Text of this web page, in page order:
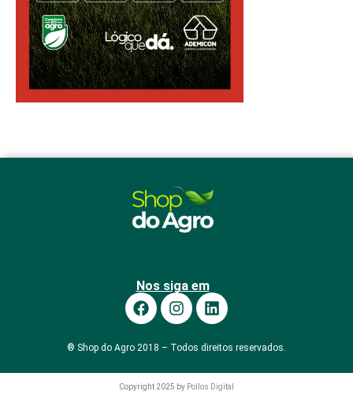
Nos siga em
® Shop do Agro 2018 – Todos direitos reservados.
Copyright 2025 by Pollos Digital